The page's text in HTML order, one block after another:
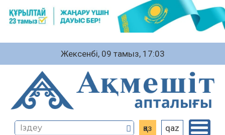
Жексенбі, 09 тамыз, 17:03
қаз qaz